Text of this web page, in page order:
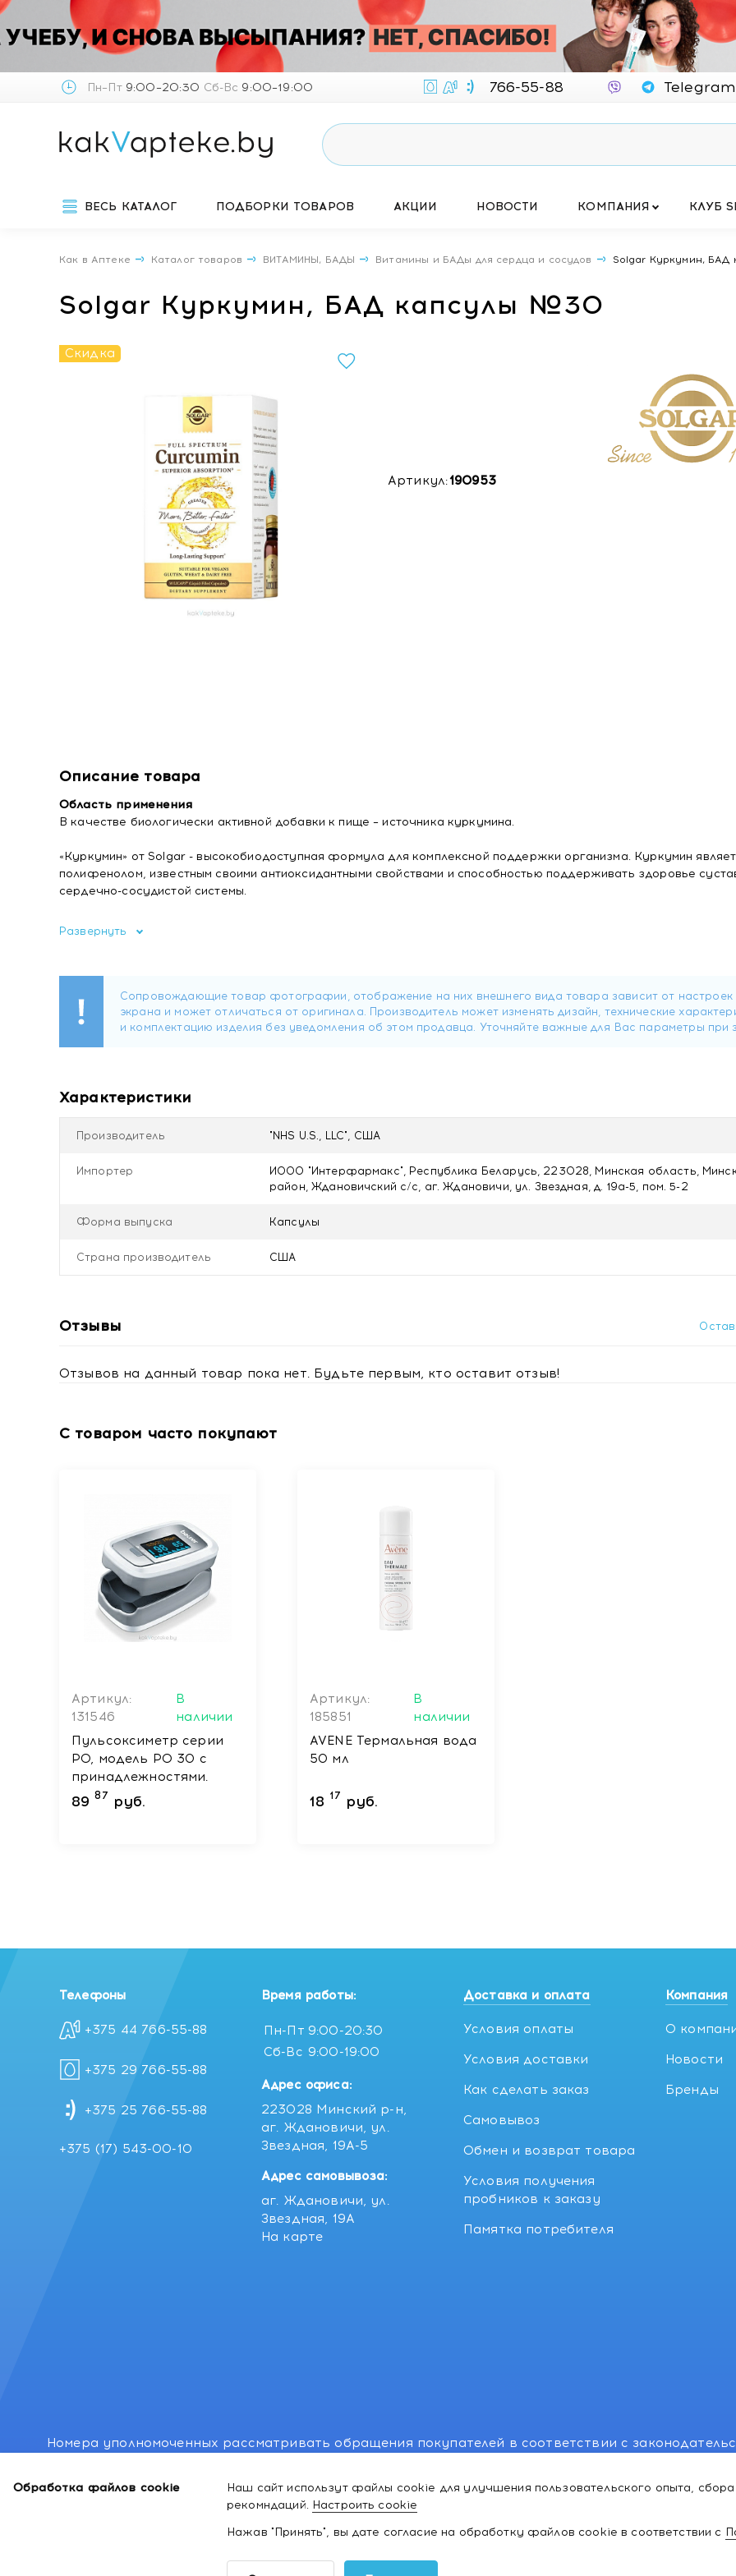
Пн–Пт9:00–20:30 Сб-Вс 9:00–19:00 766-55-88
ВЕСЬ КАТАЛОГ ПОДБОРКИ ТОВАРОВ АКЦИИ НОВОСТИ КОМПАНИЯ КЛУБ
Как в Аптеке Каталог товаров ВИТАМИНЫ, БАДЫ Витамины и БАДы для сердца и сосудов Solgar Куркумин,
Solgar Куркумин, БАД капсулы №30
Скидка
Артикул:190953
Описание товара
Область применения
В качестве биологически активной добавки к пище – источника куркумина.
«Куркумин» от Solgar - высокобиодоступная формула для комплексной поддержки организма. Куркумин
полифенолом, известным своими антиоксидантными свойствами и способностью поддерживать здоровье
сердечно-сосудистой системы.
Состав
Форма выпуска
Капсулы массой 1044 мг.
Содержание биологически активных веществ в 1 капсуле:
• куркумин – 40 мг.
Взрослым принимать по 1 капсуле в день во время еды. Продолжительность приема - 1 месяц. При
можно повторить.
Перед применением рекомендуется проконсультироваться с врачом.
Хранить в сухом, недоступном для детей месте при температуре не выше +25 °С.
Развернуть
Характеристики
Производитель "NHS U.S., LLC", США
Импортер
ИООО "Интерфармакс", Республика Беларусь, 223028, Минская область,
район, Ждановичский с/с, аг. Ждановичи, ул. Звездная, д. 19а-5, пом. 5-2
Форма выпуска Капсулы
Страна производитель США
Отзывы
Отзывов на данный товар пока нет. Будьте первым, кто оставит отзыв!
С товаром часто покупают
Артикул:
131546
В
наличии
Пульсоксиметр серии
РО, модель РО 30 с
принадлежностями.
89 87 руб.
Артикул:
185851
В
наличии
AVENE Термальная вода
50 мл
18 17 руб.
Обработка файлов cookie
Наш сайт использут файлы cookie для улучшения пользовательского опыта, сбора
рекомндаций. Настроить cookie
Нажав "Принять", вы дате согласие на обработку файлов cookie в соответствии с
Телефоны
+375 44 766-55-88
+375 29 766-55-88
+375 25 766-55-88
+375 (17) 543-00-10
Время работы:
Пн-Пт 9:00-20:30
Сб-Вс 9:00-19:00
Адрес офиса:
223028 Минский р-н,
аг. Ждановичи, ул.
Звездная, 19А-5
Адрес самовывоза:
аг. Ждановичи, ул.
Звездная, 19А
На карте
Доставка и оплата
Условия оплаты
Условия доставки
Как сделать заказ
Самовывоз
Обмен и возврат товара
Условия получения
пробников к заказу
Памятка потребителя
Компания
О
Новости
Бренды
Номера уполномоченных рассматривать обращения покупателей в соответствии с
Номер и адрес электронной почты лица, уполномоченного рассматривать обращения
законодательством о защите прав потребителей:766-55-88 (для всех мобильных операторов),